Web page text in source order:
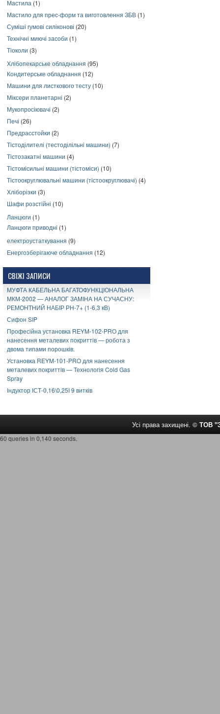
Мастила (1)
Мастило для прес-форм та виготовлення ЗБВ (1)
Суміші гумові силіконові (20)
Технічні миючі засоби (1)
Тіоколи (3)
Хлібопекарське обладнання (95)
Кондитерське обладнання (12)
Машини для листкового тесту (10)
Міксери планетарні (2)
Мукопросіювачі (2)
Печі (26)
Предрасстойки (2)
Тістоділителі (тестоділільні машини) (7)
Тістозакатні машини (4)
Тістомісильні машини (тістоміси) (10)
Тістоокруглювальні машини (тістоокруглювачі) (4)
Хліборізки (3)
Шафи розстійні (10)
Ланцюги (1)
Ланцюги приводні (1)
електроустаткування (9)
Енергозберігаюче обладнання (12)
СВІЖІ ЗАПИСИ
МУФТА КАБЕЛЬНА БАГАТОФУНКЦІОНАЛЬНА
МКМ-2002 — АНАЛОГ ЗАМІНА НА СУЧАСНУ:
РЕМОНТНИЙ НАБІР РН-7+ (1-6,3 кВ)
Сифон SIP
Професійна установка REYM-102-PRO для
нанесення металевих покриттів — робота з
двома типами порошків.
Установка REYM-101-PRO для нанесення
металевих покриттів — Технологія Cold Gas
Spray
Індуктор ІСТ-0,16\0,25І 9 витків
Усі права захищені. © ТОВ
60 queries in 0,140 seconds.